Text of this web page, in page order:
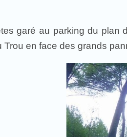
garé au parking du plan
Trou en face des grands